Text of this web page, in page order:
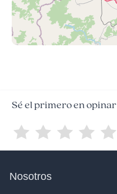
Sé el primero en opinar
Nosotros